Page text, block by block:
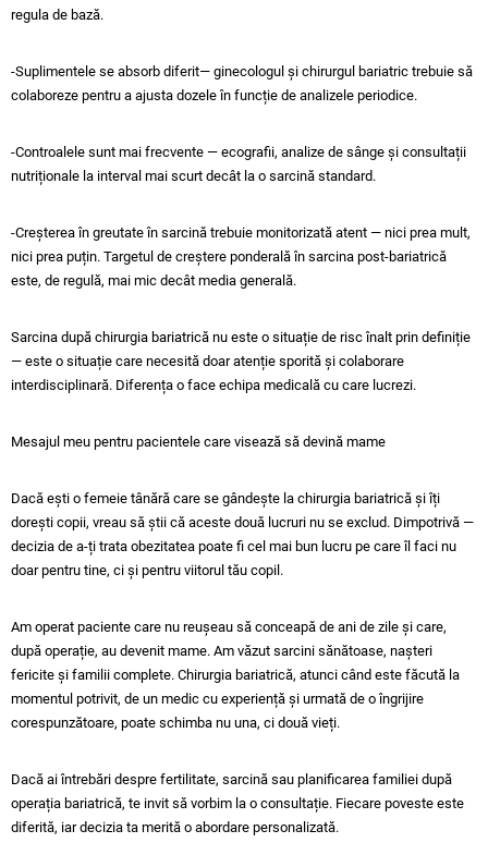
regula de bază.
-Suplimentele se absorb diferit— ginecologul și chirurgul bariatric trebuie să
colaboreze pentru a ajusta dozele în funcție de analizele periodice.
-Controalele sunt mai frecvente — ecografii, analize de sânge și consultații
nutriționale la interval mai scurt decât la o sarcină standard.
-Creșterea în greutate în sarcină trebuie monitorizată atent — nici prea mult,
nici prea puțin. Targetul de creștere ponderală în sarcina post-bariatrică
este, de regulă, mai mic decât media generală.
Sarcina după chirurgia bariatrică nu este o situație de risc înalt prin definiție
— este o situație care necesită doar atenție sporită și colaborare
interdisciplinară. Diferența o face echipa medicală cu care lucrezi.
Mesajul meu pentru pacientele care visează să devină mame
Dacă ești o femeie tânără care se gândește la chirurgia bariatrică și îți
dorești copii, vreau să știi că aceste două lucruri nu se exclud. Dimpotrivă —
decizia de a-ți trata obezitatea poate fi cel mai bun lucru pe care îl faci nu
doar pentru tine, ci și pentru viitorul tău copil.
Am operat paciente care nu reușeau să conceapă de ani de zile și care,
după operație, au devenit mame. Am văzut sarcini sănătoase, nașteri
fericite și familii complete. Chirurgia bariatrică, atunci când este făcută la
momentul potrivit, de un medic cu experiență și urmată de o îngrijire
corespunzătoare, poate schimba nu una, ci două vieți.
Dacă ai întrebări despre fertilitate, sarcină sau planificarea familiei după
operația bariatrică, te invit să vorbim la o consultație. Fiecare poveste este
diferită, iar decizia ta merită o abordare personalizată.